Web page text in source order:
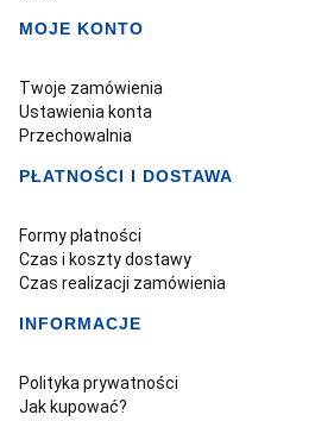
MOJE KONTO
Twoje zamówienia
Ustawienia konta
Przechowalnia
PŁATNOŚCI I DOSTAWA
Formy płatności
Czas i koszty dostawy
Czas realizacji zamówienia
INFORMACJE
Polityka prywatności
Jak kupować?